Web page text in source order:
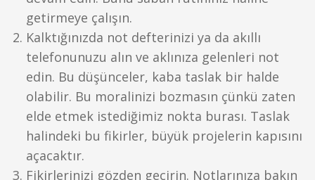
getirmeye çalışın.
Kalktığınızda not defterinizi ya da akıllı
telefonunuzu alın ve aklınıza gelenleri not
edin. Bu düşünceler, kaba taslak bir halde
olabilir. Bu moralinizi bozmasın çünkü zaten
elde etmek istediğimiz nokta burası. Taslak
halindeki bu fikirler, büyük projelerin kapısını
açacaktır.
Fikirlerinizi gözden geçirin. Notlarınıza bakın